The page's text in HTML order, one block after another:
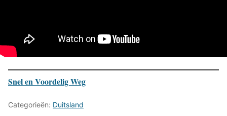
Snel en Voordelig Weg
Categorieën: Duitsland